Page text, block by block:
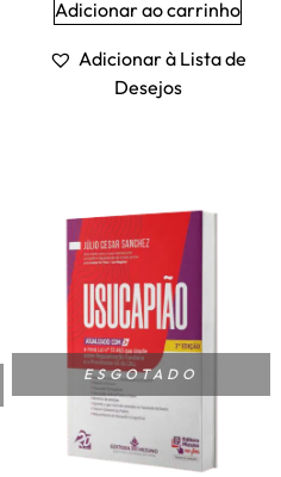
Adicionar ao carrinho
Adicionar à Lista de
Desejos
ESGOTADO